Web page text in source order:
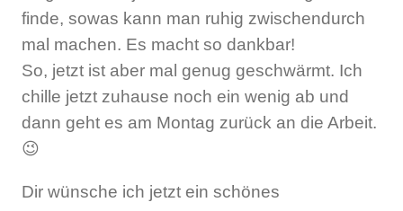
finde, sowas kann man ruhig zwischendurch
mal machen. Es macht so dankbar!
So, jetzt ist aber mal genug geschwärmt. Ich
chille jetzt zuhause noch ein wenig ab und
dann geht es am Montag zurück an die Arbeit.
😉
Dir wünsche ich jetzt ein schönes